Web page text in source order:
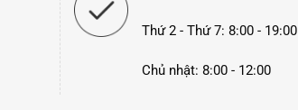
Thứ 2 - Thứ 7: 8:00 - 19:00
Chủ nhật: 8:00 - 12:00